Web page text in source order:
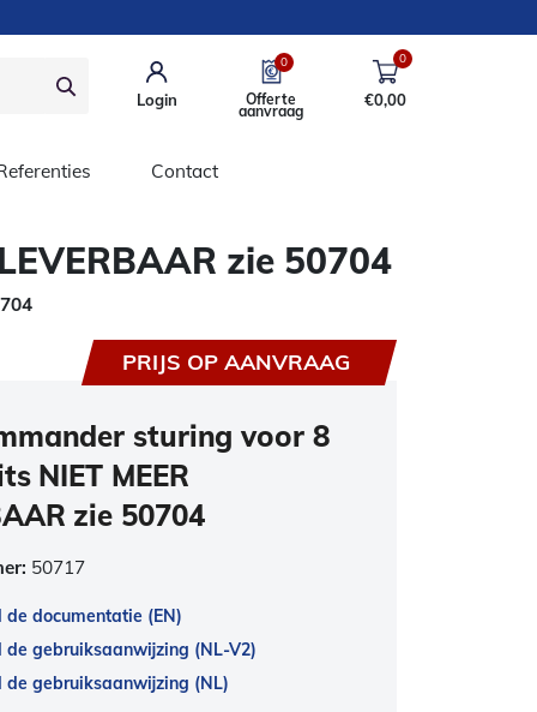
Login
0
Offerte
aanvraag
0
€0,00
Contact
zie 50704
PRIJS OP AANVRAAG
sturing voor 8
NIET MEER
zie 50704
50717
de documentatie (EN)
de gebruiksaanwijzing (NL-V2)
de gebruiksaanwijzing (NL)